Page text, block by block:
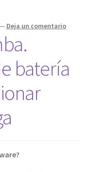
— Deja un comentario
batería